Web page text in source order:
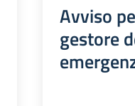
Avviso
gestore